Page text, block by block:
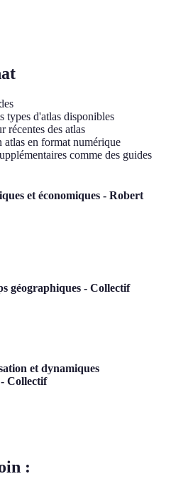
types d'atlas disponibles
récentes des atlas
en format numérique
comme des guides
et économiques - Robert
géographiques - Collectif
et dynamiques
Collectif
: